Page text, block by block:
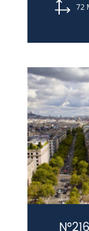
72